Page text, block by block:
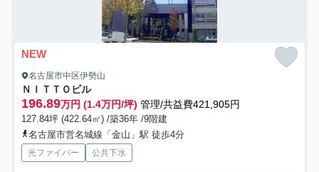
NEW
名古屋市中区伊勢山
ＮＩＴＴＯビル
196.89万円 (1.4万円/坪) 管理/共益費421,905円
127.84坪 (422.64㎡) /築36年 /9階建
名古屋市営名城線「金山」駅 徒歩4分
光ファイバー 公共下水